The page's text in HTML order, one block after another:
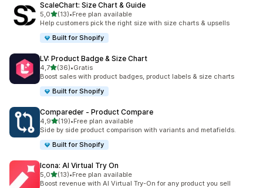
ScaleChart: Size Chart & Guide
5,0av 5 stjerner
(13)
Totalt 13 omtaler
•Free plan available
Help customers pick the right size with size charts & upsells
Built for Shopify
LV: Product Badge & Size Chart
4,7av 5 stjerner
(36)
Totalt 36 omtaler
•Gratis
Boost sales with product badges, product labels & size charts
Built for Shopify
Compareder ‑ Product Compare
4,9av 5 stjerner
(19)
Totalt 19 omtaler
•Free plan available
Side by side product comparison with variants and metafields.
Built for Shopify
Icona: AI Virtual Try On
5,0av 5 stjerner
(13)
Totalt 13 omtaler
•Free plan available
Boost revenue with AI Virtual Try-On for any product you sell